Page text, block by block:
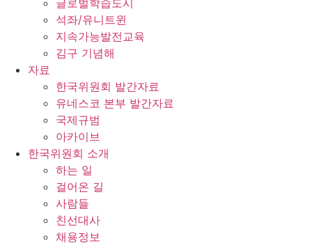
글로벌학습도시
석좌/유니트윈
지속가능발전교육
김구 기념해
자료
한국위원회 발간자료
유네스코 본부 발간자료
국제규범
아카이브
한국위원회 소개
하는 일
걸어온 길
사람들
친선대사
채용정보